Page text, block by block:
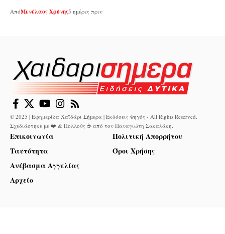
ΑπόΜενέλαος Χρόνης5 ημέρες πριν
© 2025 | Εφημερίδα Χαϊδάρι Σήμερα | Εκδόσεις Φηγός - All Rights Reserved.
Σχεδιάστηκε με ❤️ & Πολλούς ☕ από τον Παναγιώτη Σακαλάκη
Επικοινωνία
Ταυτότητα
Ανέβασμα Αγγελίας
Αρχείο
Πολιτική Απορρήτου
Όροι Χρήσης